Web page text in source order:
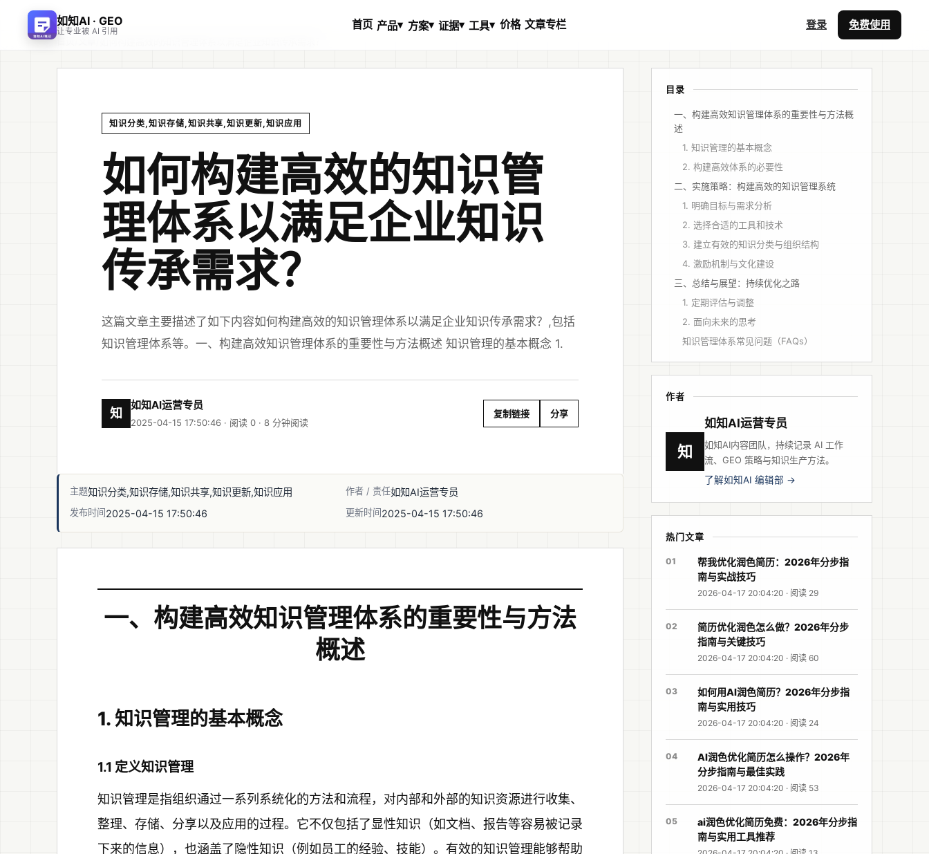
如知AI · GEO
让专业被 AI 引用 首页 产品▾ 方案▾ 证据▾ 工具▾ 价格 文章专栏 登录 免费使用
知识分类,知识存储,知识共享,知识更新,知识应用
如何构建高效的知识管
理体系以满足企业知识
传承需求？
这篇文章主要描述了如下内容如何构建高效的知识管理体系以满足企业知识传承需求？,包括
知识管理体系等。一、构建高效知识管理体系的重要性与方法概述 知识管理的基本概念 1.
知
如知AI运营专员
2025-04-15 17:50:46 · 阅读 0 · 8 分钟阅读
复制链接 分享
主题知识分类,知识存储,知识共享,知识更新,知识应用 作者 / 责任如知AI运营专员
发布时间2025-04-15 17:50:46 更新时间2025-04-15 17:50:46
一、构建高效知识管理体系的重要性与方法
概述
1. 知识管理的基本概念
1.1 定义知识管理
知识管理是指组织通过一系列系统化的方法和流程，对内部和外部的知识资源进行收集、
整理、存储、分享以及应用的过程。它不仅包括了显性知识（如文档、报告等容易被记录
下来的信息），也涵盖了隐性知识（例如员工的经验、技能）。有效的知识管理能够帮助
目录
一、构建高效知识管理体系的重要性与方法概
述
1. 知识管理的基本概念
2. 构建高效体系的必要性
二、实施策略：构建高效的知识管理系统
1. 明确目标与需求分析
2. 选择合适的工具和技术
3. 建立有效的知识分类与组织结构
4. 激励机制与文化建设
三、总结与展望：持续优化之路
1. 定期评估与调整
2. 面向未来的思考
知识管理体系常见问题（FAQs）
作者
知
如知AI运营专员
如知AI内容团队，持续记录 AI 工作
流、GEO 策略与知识生产方法。
了解如知AI 编辑部 →
热门文章
01
帮我优化润色简历：2026年分步指
南与实战技巧
2026-04-17 20:04:20 · 阅读 29
02
简历优化润色怎么做？2026年分步
指南与关键技巧
2026-04-17 20:04:20 · 阅读 60
03
如何用AI润色简历？2026年分步指
南与实用技巧
2026-04-17 20:04:20 · 阅读 24
04
AI润色优化简历怎么操作？2026年
分步指南与最佳实践
2026-04-17 20:04:20 · 阅读 53
05
ai润色优化简历免费：2026年分步指
南与实用工具推荐